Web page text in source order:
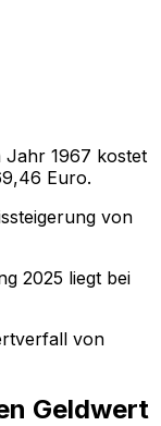
Jahr 1967 kostet
Euro.
von
2025 liegt bei
von
Geldwert